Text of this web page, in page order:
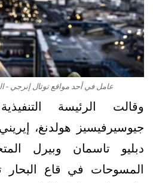
عامل في أحد مواقع توتال إنرجي -
وقالت الرئيسة
جيوسيرفيسيز هولدنغ،
دبليو تاسمان وبيرل
المسوحات في قاع البحار